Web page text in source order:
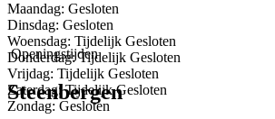
Maandag: Gesloten
Dinsdag: Gesloten
Woensdag: Tijdelijk Gesloten
Donderdag: Tijdelijk Gesloten
Vrijdag: Tijdelijk Gesloten
Zaterdag: Tijdelijk Gesloten
Zondag: Gesloten
Openingstijden
Steenbergen